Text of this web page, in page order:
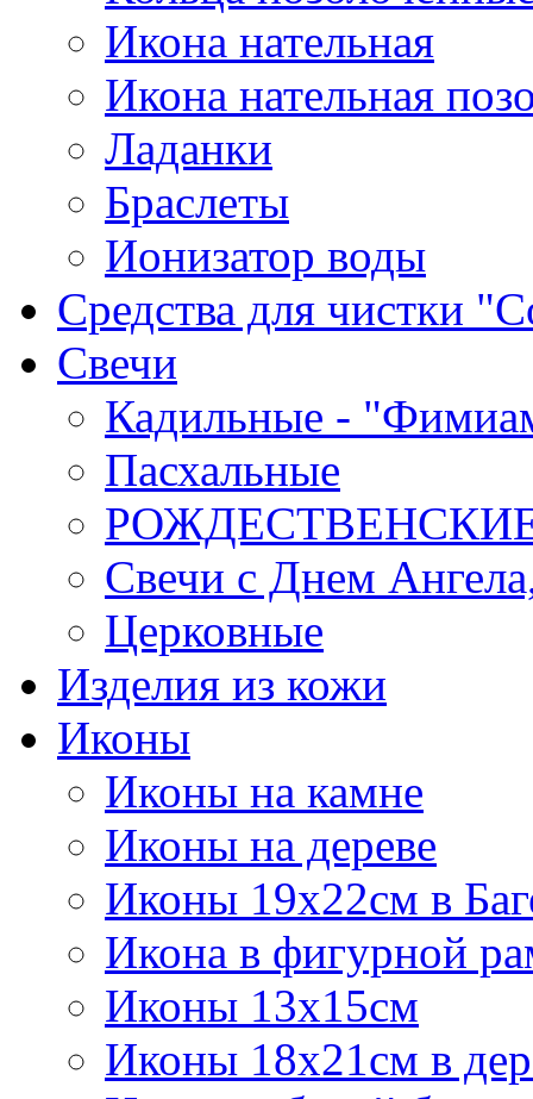
Икона нательная
Икона нательная
Ладанки
Браслеты
Ионизатор воды
Средства для чистки
Cвечи
Кадильные -
Пасхальные
Свечи с Днем
Церковные
Изделия из кожи
Иконы
Иконы на камне
Иконы на дереве
Иконы 19х22см в
Икона в фигурной
Иконы 13х15см
Иконы 18х21см в